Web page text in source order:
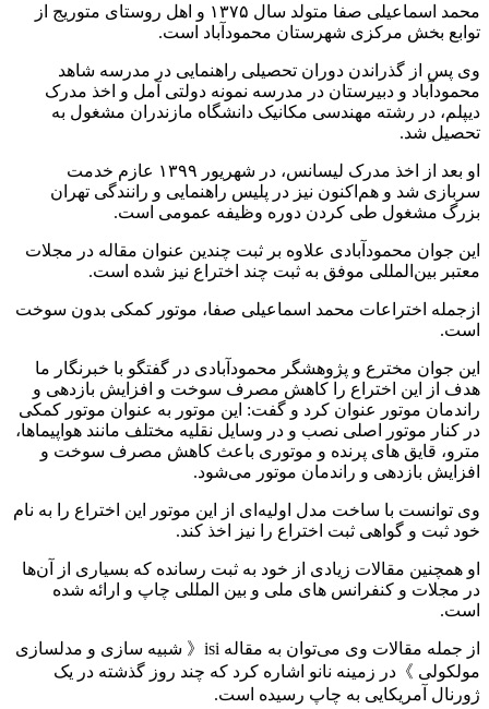
محمد اسماعیلی صفا متولد سال ۱۳۷۵ و اهل روستاى متوريج از
توابع بخش مرکزی شهرستان محمودآباد است.
وی پس از گذراندن دوران تحصیلی راهنمایی در مدرسه شاهد
محمودآباد و دبیرستان در مدرسه نمونه دولتی آمل و اخذ مدرک
دیپلم، در رشته مهندسی مکانیک دانشگاه مازندران مشغول به
تحصیل شد.
او بعد از اخذ مدرک لیسانس، در شهریور ۱۳۹۹ عازم خدمت
سربازی شد و هم‌اکنون نیز در پلیس راهنمایی و رانندگی تهران
بزرگ مشغول طی کردن دوره وظیفه عمومی است.
این جوان محمودآبادی علاوه بر ثبت چندین عنوان مقاله در مجلات
معتبر بین‌المللی موفق به ثبت چند اختراع نیز شده است.
ازجمله اختراعات محمد اسماعیلی صفا، موتور کمکی بدون سوخت
است.
این جوان مخترع و پژوهشگر محمودآبادی در گفتگو با خبرنگار ما
هدف از این اختراع را کاهش مصرف سوخت و افزایش بازدهی و
راندمان موتور عنوان کرد و گفت: این موتور به عنوان موتور کمکی
در کنار موتور اصلی نصب و در وسایل نقلیه مختلف مانند هواپیماها،
مترو، قایق های پرنده و موتوری باعث کاهش مصرف سوخت و
افزایش بازدهی و راندمان موتور می‌شود.
وی توانست با ساخت مدل اولیه‌ای از این موتور این اختراع را به نام
خود ثبت و گواهی ثبت اختراع را نیز اخذ کند.
او همچنین مقالات زیادی از خود به ثبت رسانده که بسیاری از آن‌ها
در مجلات و کنفرانس های ملی و بین المللی چاپ و ارائه شده
است.
از جمله مقالات وی می‌توان به مقاله isi《 شبیه سازی و مدلسازی
مولکولی 》در زمینه نانو اشاره کرد که چند روز گذشته در یک
ژورنال آمریکایی به چاپ رسیده است.